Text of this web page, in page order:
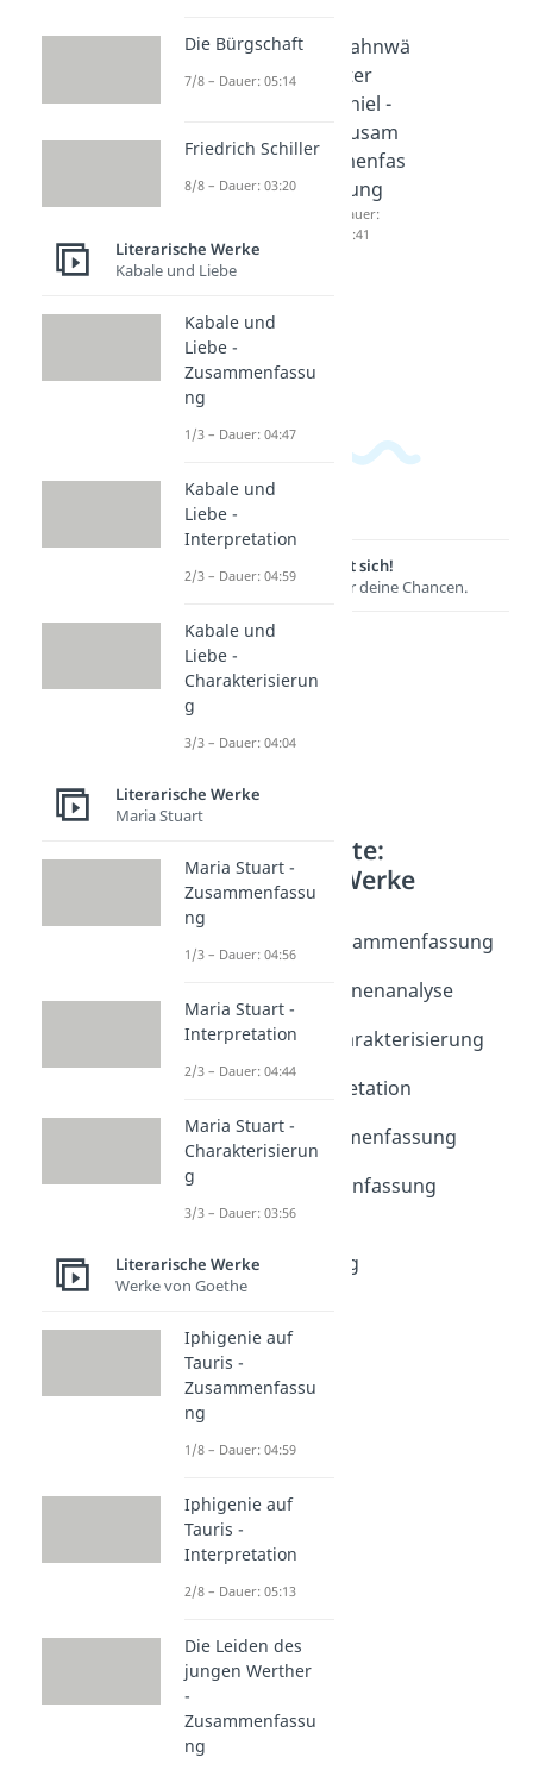
Medea -
Zusam
Dauer:
04:31
Nibelun
genlied
menfas
sung
Bahnwä
rter
Thiel -
Zusam
menfas
sung
Dauer:
04:41
Lernen lohnt sich!
Entdecke hier deine Chancen.
Weitere Inhalte:
Literarische Werke
Werke bis zum 18. JH
Emilia Galotti - Zusammenfassung
Dauer: 04:29
Emilia Galotti - Szenenanalyse
Dauer: 05:01
Emilia Galotti - Charakterisierung
Dauer: 03:19
Antigone - Interpretation
Antigone - Zusammenfassung
Dauer: 04:56
Medea - Zusammenfassung
Dauer: 04:31
Zusammenfassung
Dauer: 05:33
Die Bürgschaft
7/8 – Dauer: 05:14
Friedrich Schiller
8/8 – Dauer: 03:20
Literarische Werke
Kabale und Liebe
Kabale und
Liebe -
Zusammenfassu
ng
1/3 – Dauer: 04:47
Kabale und
Liebe -
Interpretation
2/3 – Dauer: 04:59
Kabale und
Liebe -
Charakterisierun
g
3/3 – Dauer: 04:04
Literarische Werke
Maria Stuart
Maria Stuart -
Zusammenfassu
ng
1/3 – Dauer: 04:56
Maria Stuart -
Interpretation
2/3 – Dauer: 04:44
Maria Stuart -
Charakterisierun
g
3/3 – Dauer: 03:56
Literarische Werke
Werke von Goethe
Iphigenie auf
Tauris -
Zusammenfassu
ng
1/8 – Dauer: 04:59
Iphigenie auf
Tauris -
Interpretation
2/8 – Dauer: 05:13
Die Leiden des
jungen Werther
-
Zusammenfassu
ng